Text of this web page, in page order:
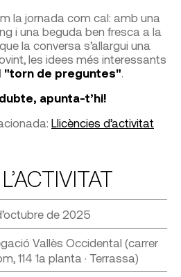
la jornada com cal: amb una
i una beguda ben fresca a la
la conversa s’allargui una
les idees més interessants
"torn de preguntes".
apunta-t’hi!
Llicències d’activitat
de 2025
Vallès Occidental (carrer
114 1a planta · Terrassa)